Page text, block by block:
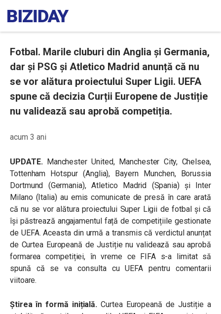
Fotbal. Marile cluburi din Anglia și Germania,
dar și PSG și Atletico Madrid anunță că nu
se vor alătura proiectului Super Ligii. UEFA
spune că decizia Curții Europene de Justiție
nu validează sau aprobă competiția.
acum 3 ani
UPDATE. Manchester United, Manchester City, Chelsea,
Tottenham Hotspur (Anglia), Bayern Munchen, Borussia
Dortmund (Germania), Atletico Madrid (Spania) și Inter
Milano (Italia) au emis comunicate de presă în care arată
că nu se vor alătura proiectului Super Ligii de fotbal și că
își păstrează angajamentul față de competițiile gestionate
de UEFA. Aceasta din urmă a transmis că verdictul anunțat
de Curtea Europeană de Justiție nu validează sau aprobă
formarea competiției, în vreme ce FIFA s-a limitat să
spună că se va consulta cu UEFA pentru comentarii
viitoare.
Știrea în formă inițială. Curtea Europeană de Justiție a